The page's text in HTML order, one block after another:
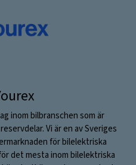
inom bilbranschen som är
Vi är en av Sveriges
för bilelektriska
det mesta inom bilelektriska